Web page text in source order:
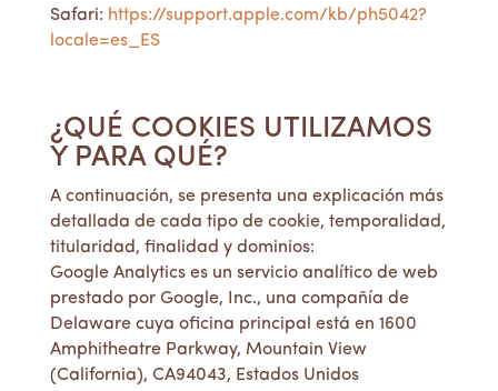
Safari: https://support.apple.com/kb/ph5042?
locale=es_ES
¿QUÉ COOKIES UTILIZAMOS
Y PARA QUÉ?
A continuación, se presenta una explicación más
detallada de cada tipo de cookie, temporalidad,
titularidad, finalidad y dominios:
Google Analytics es un servicio analítico de web
prestado por Google, Inc., una compañía de
Delaware cuya oficina principal está en 1600
Amphitheatre Parkway, Mountain View
(California), CA94043, Estados Unidos